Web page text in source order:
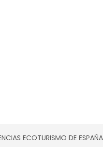
ECOTURISMO DE ESPAÑA